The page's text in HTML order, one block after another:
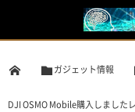
ガジェット情報
DJI OSMO Mobile購入しました